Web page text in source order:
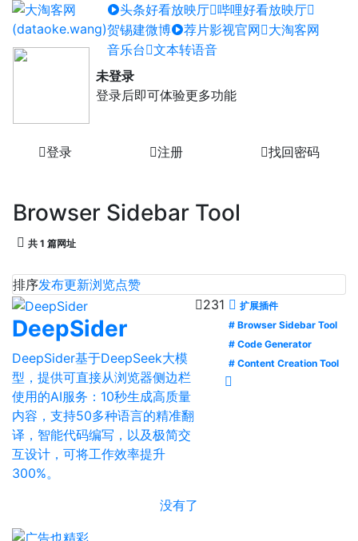
头条好看放映厅 哔哩好看放映厅
贺锡建微博
荐片影视官网 大淘客网
音乐台 文本转语音
未登录
登录后即可体验更多功能
登录 注册 找回密码
Browser Sidebar Tool
共 1 篇网址
排序发布更新浏览点赞
DeepSider
DeepSider基于DeepSeek大模
型，提供可直接从浏览器侧边栏
使用的AI服务：10秒生成高质量
内容，支持50多种语言的精准翻
译，智能代码编写，以及极简交
互设计，可将工作效率提升
300%。
231
扩展插件
# Browser Sidebar Tool
# Code Generator
# Content Creation Tool
没有了